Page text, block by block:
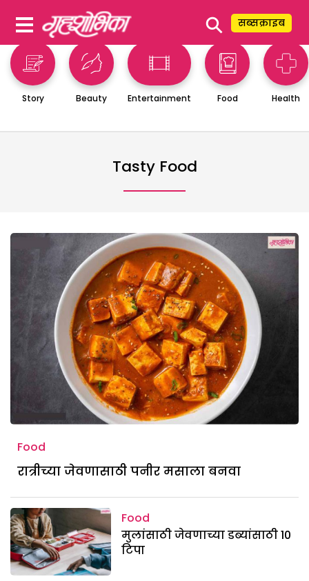
⚲ सब्सक्राइब
Story Beauty Entertainment Food Health
Tasty Food
Food
रात्रीच्या जेवणासाठी पनीर मसाला बनवा
Food
मुलांसाठी जेवणाच्या डब्यांसाठी 10
टिपा